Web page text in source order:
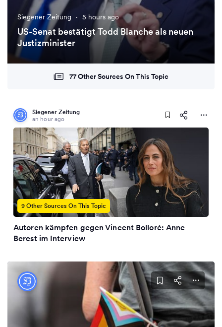
Siegener Zeitung · 5 hours ago
US-Senat bestätigt Todd Blanche als neuen
Justizminister
77 Other Sources On This Topic
Siegener Zeitung
an hour ago
9 Other Sources On This Topic
Autoren kämpfen gegen Vincent Bolloré: Anne
Berest im Interview